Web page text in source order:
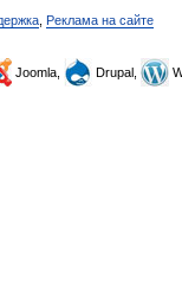
Реклама на сайте
Joomla, Drupal,